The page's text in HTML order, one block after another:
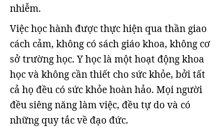
nhiễm.
Việc học hành được thực hiện qua thần giao
cách cảm, không có sách giáo khoa, không cơ
sở trường học. Y học là một hoạt động khoa
học và không cần thiết cho sức khỏe, bởi tất
cả họ đều có sức khỏe hoàn hảo. Mọi người
đều siêng năng làm việc, đều tự do và có
những quy tắc về đạo đức.